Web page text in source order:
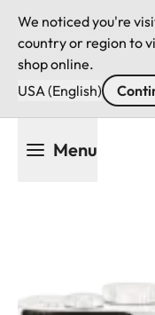
We noticed you're
country or region to
shop online.
USA (English)
Menu